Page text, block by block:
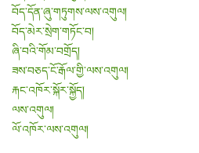
བོད་དོན་ཞུ་གཏུགས་ལས་འགུལ།
བོད་མེར་སྲེག་གཏོང་བ།
ཞི་བའི་གོམ་བགྲོད།
ཟས་བཅད་ངོ་རྒོལ་གྱི་ལས་འགུལ།
རྐང་འཁོར་སྐོར་སྐྱོད།
ལས་འགུལ།
ལོ་འཁོར་ལས་འགུལ།